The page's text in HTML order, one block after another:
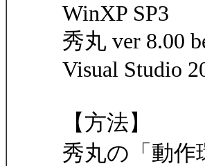
WinXP SP3
秀丸 ver 8.00
Visual Studio
【方法】
秀丸の「動